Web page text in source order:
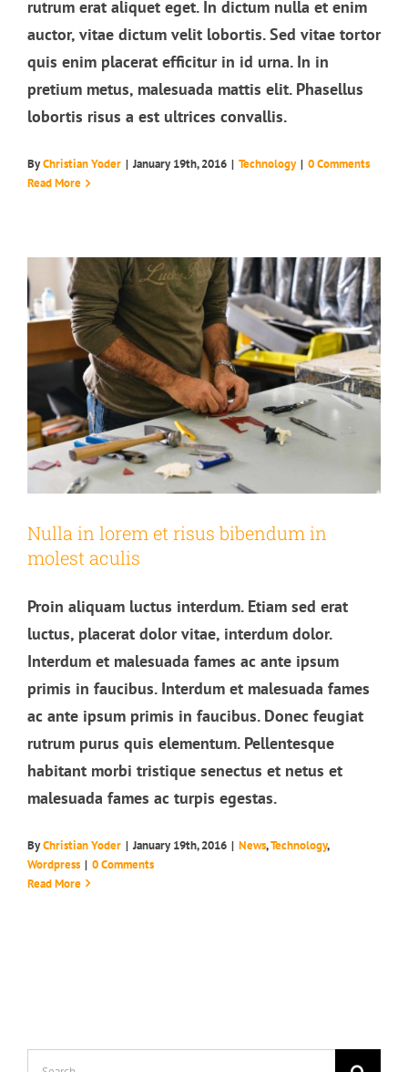
rutrum erat aliquet eget. In dictum nulla et enim
auctor, vitae dictum velit lobortis. Sed vitae tortor
quis enim placerat efficitur in id urna. In in
pretium metus, malesuada mattis elit. Phasellus
lobortis risus a est ultrices convallis.
ByChristian Yoder | January 19th, 2016 | Technology | 0 Comments
Read More
molest aculis
Nulla in lorem et risus bibendum in
molest aculis
Proin aliquam luctus interdum. Etiam sed erat
luctus, placerat dolor vitae, interdum dolor.
Interdum et malesuada fames ac ante ipsum
primis in faucibus. Interdum et malesuada fames
ac ante ipsum primis in faucibus. Donec feugiat
rutrum purus quis elementum. Pellentesque
habitant morbi tristique senectus et netus et
malesuada fames ac turpis egestas.
ByChristian Yoder | January 19th, 2016 | News,Technology,
Wordpress | 0 Comments
Read More